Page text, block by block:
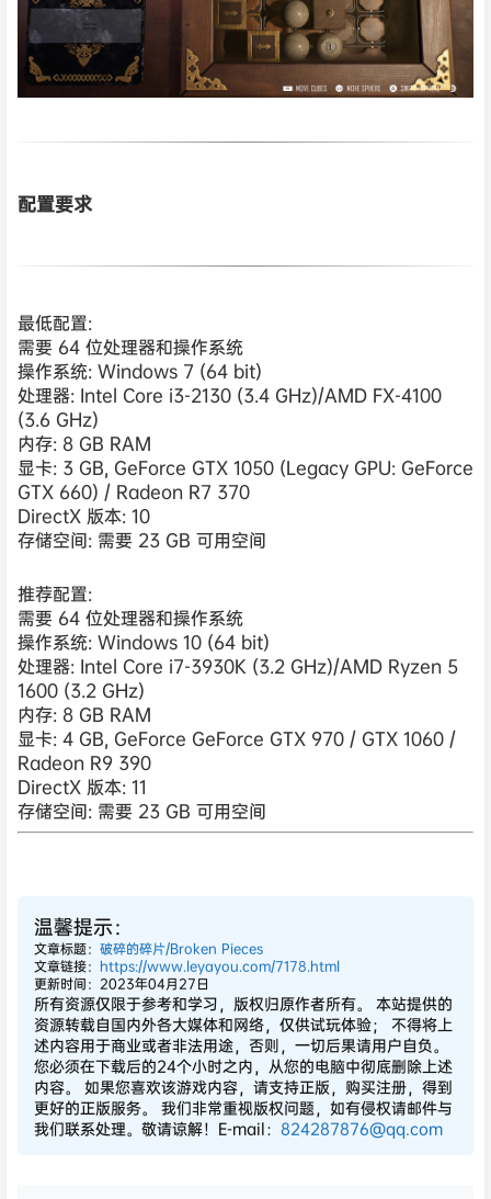
配置要求
最低配置:
需要 64 位处理器和操作系统
操作系统: Windows 7 (64 bit)
处理器: Intel Core i3-2130 (3.4 GHz)/AMD FX-4100
(3.6 GHz)
内存: 8 GB RAM
显卡: 3 GB, GeForce GTX 1050 (Legacy GPU: GeForce
GTX 660) / Radeon R7 370
DirectX 版本: 10
存储空间: 需要 23 GB 可用空间
推荐配置:
需要 64 位处理器和操作系统
操作系统: Windows 10 (64 bit)
处理器: Intel Core i7-3930K (3.2 GHz)/AMD Ryzen 5
1600 (3.2 GHz)
内存: 8 GB RAM
显卡: 4 GB, GeForce GeForce GTX 970 / GTX 1060 /
Radeon R9 390
DirectX 版本: 11
存储空间: 需要 23 GB 可用空间
温馨提示：
文章标题： 破碎的碎片/Broken Pieces
文章链接： https://www.leyayou.com/7178.html
更新时间：2023年04月27日
所有资源仅限于参考和学习，版权归原作者所有。 本站提供的
资源转载自国内外各大媒体和网络，仅供试玩体验； 不得将上
述内容用于商业或者非法用途，否则，一切后果请用户自负。
您必须在下载后的24个小时之内，从您的电脑中彻底删除上述
内容。 如果您喜欢该游戏内容，请支持正版，购买注册，得到
更好的正版服务。 我们非常重视版权问题，如有侵权请邮件与
我们联系处理。敬请谅解！E-mail： 824287876@qq.com